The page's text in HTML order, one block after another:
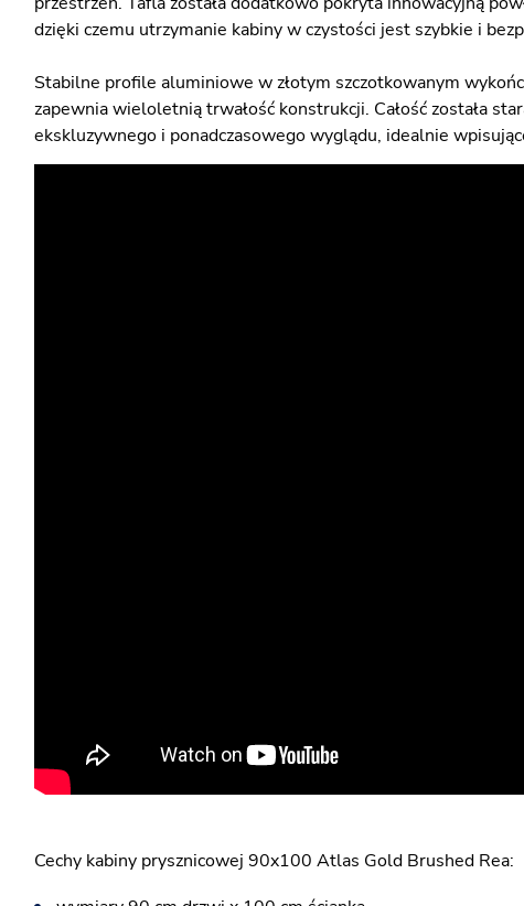
dzięki czemu utrzymanie kabiny w czystości jest szybkie i
Stabilne profile aluminiowe w złotym szczotkowanym
zapewnia wieloletnią trwałość konstrukcji. Całość została
ekskluzywnego i ponadczasowego wyglądu, idealnie
Cechy kabiny prysznicowej 90x100 Atlas Gold Brushed Rea: